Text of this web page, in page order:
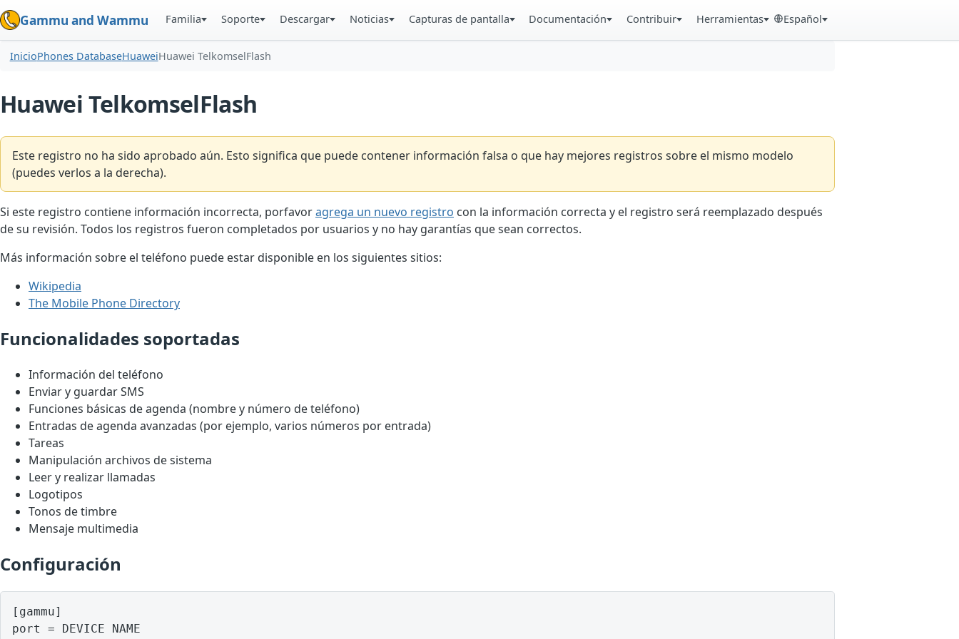
Gammu and Wammu Familia Soporte Descargar Noticias Capturas de pantalla Documentación Contribuir Herramientas Español
InicioPhones DatabaseHuaweiHuawei TelkomselFlash
Huawei TelkomselFlash
Este registro no ha sido aprobado aún. Esto significa que puede contener información falsa o que hay mejores registros sobre el mismo modelo
(puedes verlos a la derecha).
Si este registro contiene información incorrecta, porfavoragrega un nuevo registro con la información correcta y el registro será reemplazado después
de su revisión. Todos los registros fueron completados por usuarios y no hay garantías que sean correctos.
Más información sobre el teléfono puede estar disponible en los siguientes sitios:
Wikipedia
The Mobile Phone Directory
Funcionalidades soportadas
Información del teléfono
Enviar y guardar SMS
Funciones básicas de agenda (nombre y número de teléfono)
Entradas de agenda avanzadas (por ejemplo, varios números por entrada)
Tareas
Manipulación archivos de sistema
Leer y realizar llamadas
Logotipos
Tonos de timbre
Mensaje multimedia
Configuración
[gammu]
port = DEVICE NAME